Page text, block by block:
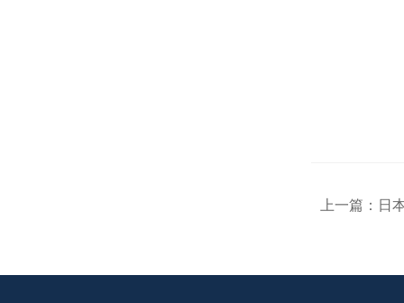
上一篇： 日